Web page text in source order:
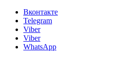
Вконтакте
Telegram
Viber
Viber
WhatsApp